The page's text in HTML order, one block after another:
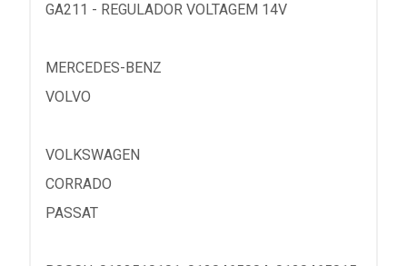
GA211 - REGULADOR VOLTAGEM 14V
MERCEDES-BENZ
VOLVO
VOLKSWAGEN
CORRADO
PASSAT